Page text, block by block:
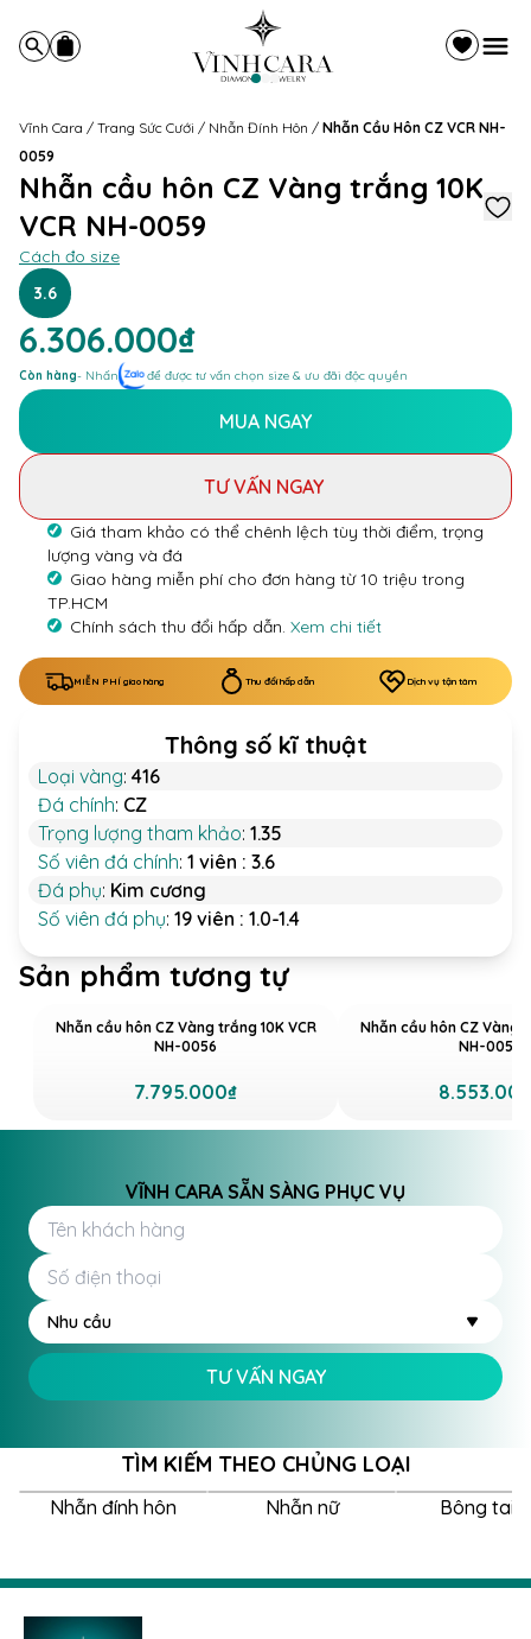
Vĩnh Cara / Trang Sức Cưới / Nhẫn Đính Hôn / Nhẫn Cầu Hôn CZ VCR NH-
0059
Nhẫn cầu hôn CZ Vàng trắng 10K
VCR NH-0059
Cách đo size
3.6
6.306.000₫
Còn hàng- Nhấn để được tư vấn chọn size & ưu đãi độc quyền
MUA NGAY
TƯ VẤN NGAY
Giá tham khảo có thể chênh lệch tùy thời điểm, trọng
lượng vàng và đá
Giao hàng miễn phí cho đơn hàng từ 10 triệu trong
TP.HCM
Chính sách thu đổi hấp dẫn. Xem chi tiết
MIỄN PHÍ giao hàng Thu đổi hấp dẫn Dịch vụ tận tâm
Thông số kĩ thuật
Loại vàng: 416
Đá chính: CZ
Trọng lượng tham khảo: 1.35
Số viên đá chính: 1 viên : 3.6
Đá phụ: Kim cương
Số viên đá phụ: 19 viên : 1.0-1.4
Sản phẩm tương tự
Nhẫn cầu hôn CZ Vàng trắng 10K VCR
NH-0056
7.795.000₫
Nhẫn cầu hôn CZ Vàng
NH-0057
VĨNH CARA SẴN SÀNG PHỤC VỤ
Nhu cầu
TƯ VẤN NGAY
TÌM KIẾM THEO CHỦNG LOẠI
Nhẫn đính hôn Nhẫn nữ Bông tai